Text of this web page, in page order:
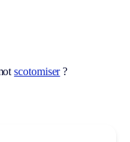
scotomiser?